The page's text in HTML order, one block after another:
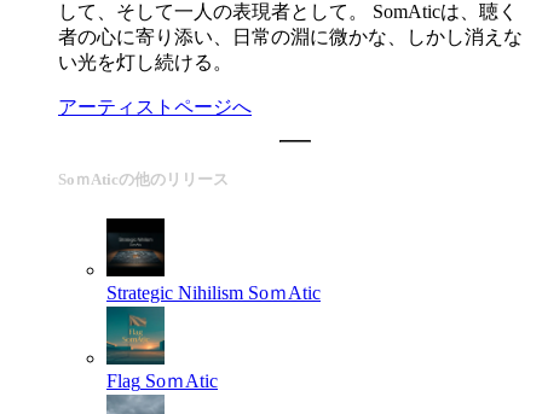
して、そして一人の表現者として。 SomAticは、聴く
者の心に寄り添い、日常の淵に微かな、しかし消えな
い光を灯し続ける。
アーティストページへ
SoｍAticの他のリリース
Strategic Nihilism SoｍAtic
Flag SoｍAtic